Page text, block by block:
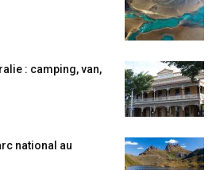
: camping, van,
national au